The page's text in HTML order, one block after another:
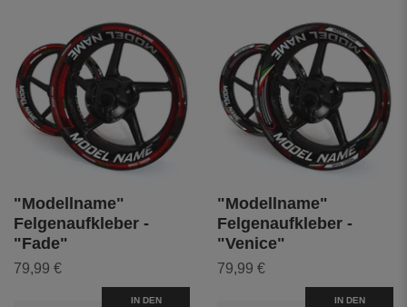
"Modellname"
Felgenaufkleber -
"Fade"
79,99 €
IN DEN
"Modellname"
Felgenaufkleber -
"Venice"
79,99 €
IN DEN